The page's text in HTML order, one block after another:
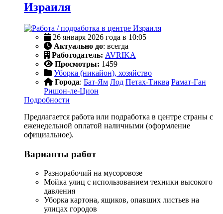
Израиля
26 января 2026 года в 10:05
Актуально до: всегда
Работодатель: AVRIKA
Просмотры: 1459
Уборка (никайон), хозяйство
Города: Бат-Ям Лод Петах-Тиква Рамат-Ган
Ришон-ле-Цион
Подробности
Предлагается работа или подработка в центре страны с
еженедельной оплатой наличными (оформление
официальное).
Варианты работ
Разнорабочий на мусоровозе
Мойка улиц с использованием техники высокого
давления
Уборка картона, ящиков, опавших листьев на
улицах городов